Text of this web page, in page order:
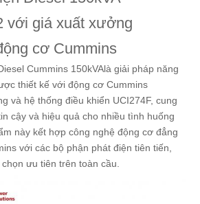
với giá xuất xưởng
cơ Cummins
Cummins 150kVAlà giải pháp năng
thiết kế với động cơ Cummins
và hệ thống điều khiển UCI274F, cung
cậy và hiệu quả cho nhiều tình huống
này kết hợp công nghệ động cơ đẳng
với các bộ phận phát điện tiên tiến,
ưu tiên trên toàn cầu.